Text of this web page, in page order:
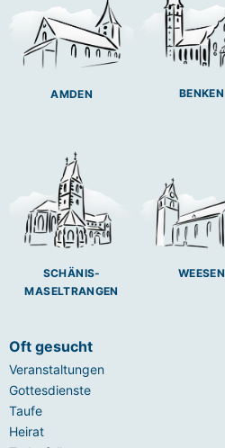
AMDEN BENKEN
SCHÄNIS-
MASELTRANGEN
WEESEN
Oft gesucht
Veranstaltungen
Gottesdienste
Taufe
Heirat